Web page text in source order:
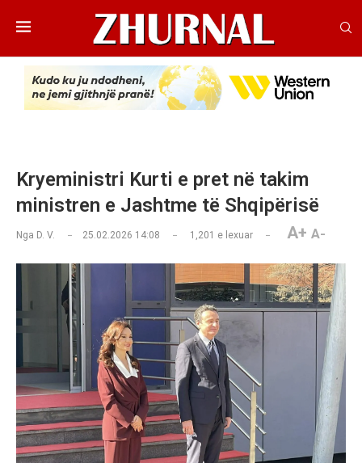
Kryeministri Kurti e pret në takim
ministren e Jashtme të Shqipërisë
Nga D. V. 25.02.2026 14:08 1,201 e lexuar A+ A-